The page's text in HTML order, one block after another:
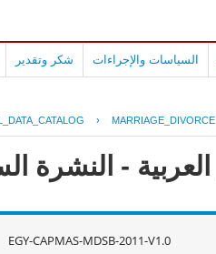
السياسات والإجراءات شكر وتقدير
› MARRIAGE_DIVORCE
- النشرة
EGY-CAPMAS-MDSB-2011-V1.0